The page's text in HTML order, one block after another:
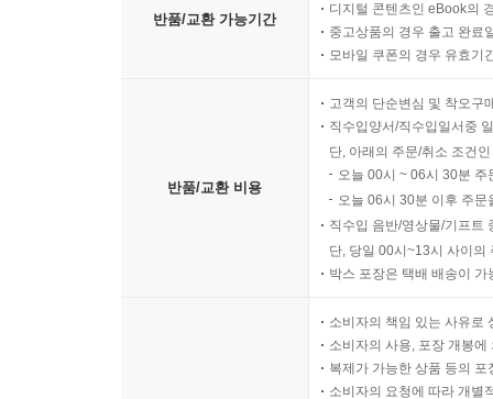
반품/교환 가능기간
디지털 콘텐츠인 eBook의
중고상품의 경우 출고 완료
모바일 쿠폰의 경우 유효기
반품/교환 비용
고객의 단순변심 및 착오구
직수입양서/직수입일서중
단, 아래의 주문/취소 조건
오늘 00시 ~ 06시 30분
오늘 06시 30분 이후 주
직수입 음반/영상물/기프트
단, 당일 00시~13시 사이의
박스 포장은 택배 배송이
소비자의 책임 있는 사유로
소비자의 사용, 포장 개봉
복제가 가능한 상품 등의
소비자의 요청에 따라 개별